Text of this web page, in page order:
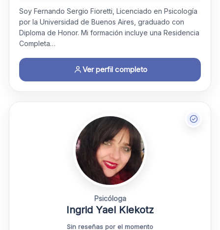
Soy Fernando Sergio Fioretti, Licenciado en Psicología
por la Universidad de Buenos Aires, graduado con
Diploma de Honor. Mi formación incluye una Residencia
Completa…
Ver perfil completo
Psicóloga
Ingrid Yael Klekotz
Sin reseñas por el momento